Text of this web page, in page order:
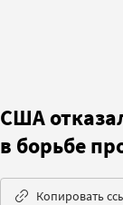
США
в борьбе
Копировать